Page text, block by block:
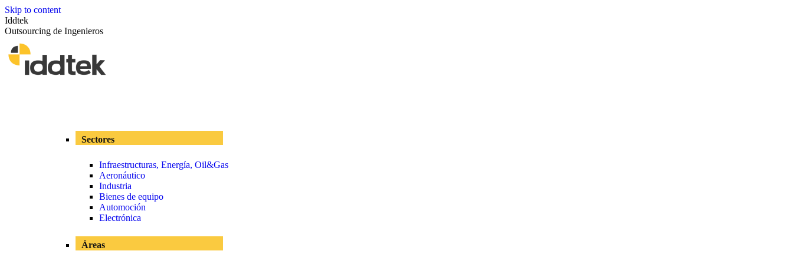
Skip to content
Iddtek
Outsourcing de Ingenieros
Sectores
Infraestructuras, Energía, Oil&Gas
Aeronáutico
Industria
Bienes de equipo
Automoción
Electrónica
Áreas